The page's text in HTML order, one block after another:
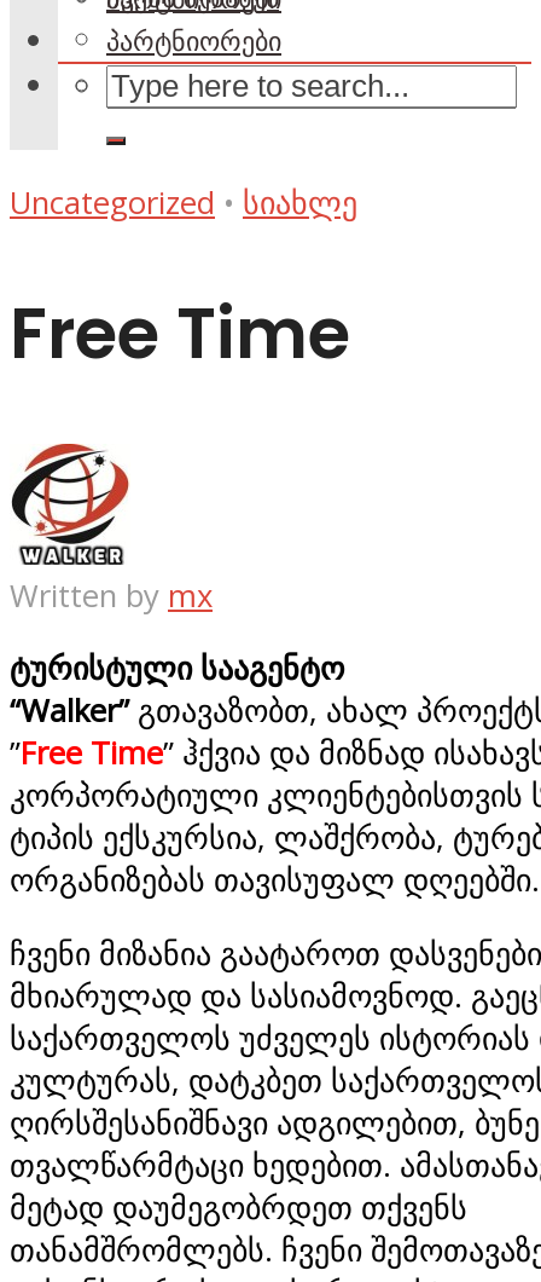
პარტნიორები
Uncategorized • სიახლე
Free Time
Written by mx
ტურისტული სააგენტო
“Walker”გთავაზობთ, ახალ
”Free Time” ჰქვია და მიზნად
კორპორატიული კლიენტებისთვის
ტიპის ექსკურსია, ლაშქრობა,
ორგანიზებას თავისუფალ დღეებში.
ჩვენი მიზანია გაატაროთ
მხიარულად და სასიამოვნოდ.
საქართველოს უძველეს ისტორიას
კულტურას, დატკბეთ
ღირსშესანიშნავი ადგილებით,
თვალწარმტაცი ხედებით.
მეტად დაუმეგობრდეთ თქვენს
თანამშრომლებს. ჩვენი